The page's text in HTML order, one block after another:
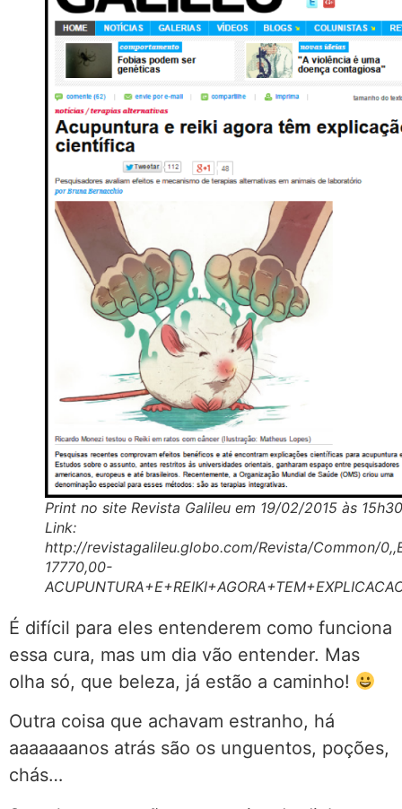
Print no site Revista Galileu em 19/02/2015 às
Link:
http://revistagalileu.globo.com/Revista/Common/
17770,00-
É difícil para eles entenderem como funciona
essa cura, mas um dia vão entender. Mas
olha só, que beleza, já estão a caminho!
Outra coisa que achavam estranho, há
aaaaaaanos atrás são os unguentos, poções,
chás…